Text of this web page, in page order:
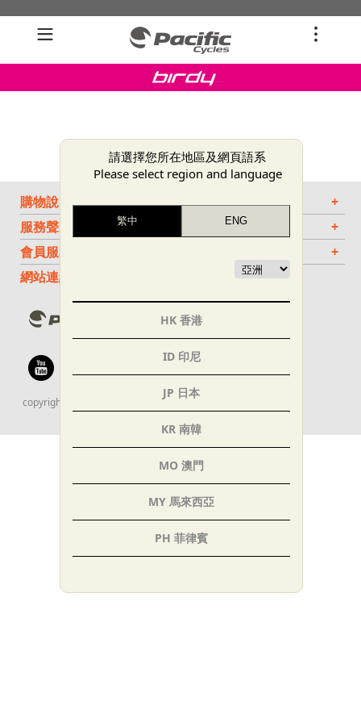
請選擇您所在地區及網頁語系
Please select region and language
HK 香港
ID 印尼
JP 日本
KR 南韓
MO 澳門
MY 馬來西亞
PH 菲律賓
購物說明
+
服務聲明
+
會員服務
+
網站連結
copyright © 太平洋自行車股份有限公司 All rights reserved.